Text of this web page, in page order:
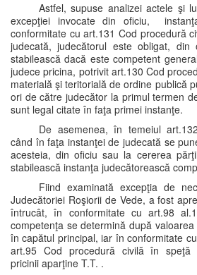
Astfel, supuse analizei actele şi
excepţiei invocate din oficiu,
conformitate cu art.131 Cod procedură
judecată, judecătorul este obligat,
stabilească dacă este competent
judece pricina, potrivit art.130 Cod
materială şi teritorială de ordine publică
ori de către judecător la primul termen
sunt legal citate în faţa primei instanţe.
De asemenea, în temeiul
când în faţa instanţei de judecată se
acesteia, din oficiu sau la cererea
stabilească instanţa judecătorească
Fiind examinată excepţia de
Judecătoriei Roşiorii de Vede, a fost
întrucât, în conformitate cu art.98
competenţa se determină după
în capătul principal, iar în conformitate
art.95 Cod procedură civilă în speţă
pricinii aparţine T.T. .